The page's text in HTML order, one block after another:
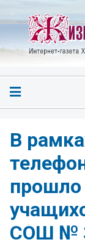
В
прошло
СОШ №